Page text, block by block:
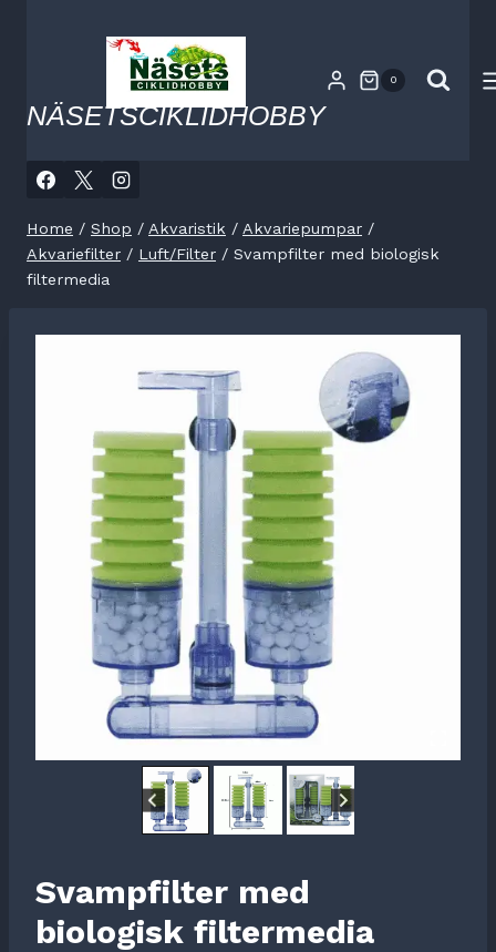
NÄSETSCIKLIDHOBBY
0
Home / Shop / Akvaristik / Akvariepumpar /
Akvariefilter / Luft/Filter / Svampfilter med biologisk
filtermedia
Svampfilter med
biologisk filtermedia